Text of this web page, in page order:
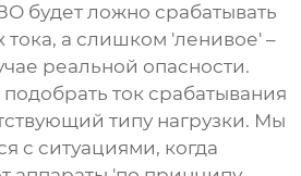
будет ложно срабатывать
тока, а слишком 'ленивое' –
реальной опасности.
ток срабатывания
типу нагрузки. Мы
с ситуациями, когда